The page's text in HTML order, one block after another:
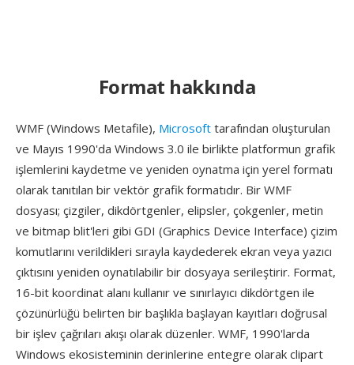
Format hakkında
WMF (Windows Metafile), Microsoft tarafından oluşturulan
ve Mayıs 1990'da Windows 3.0 ile birlikte platformun grafik
işlemlerini kaydetme ve yeniden oynatma için yerel formatı
olarak tanıtılan bir vektör grafik formatıdır. Bir WMF
dosyası; çizgiler, dikdörtgenler, elipsler, çokgenler, metin
ve bitmap blit'leri gibi GDI (Graphics Device Interface) çizim
komutlarını verildikleri sırayla kaydederek ekran veya yazıcı
çıktısını yeniden oynatılabilir bir dosyaya serileştirir. Format,
16-bit koordinat alanı kullanır ve sınırlayıcı dikdörtgen ile
çözünürlüğü belirten bir başlıkla başlayan kayıtları doğrusal
bir işlev çağrıları akışı olarak düzenler. WMF, 1990'larda
Windows ekosisteminin derinlerine entegre olarak clipart